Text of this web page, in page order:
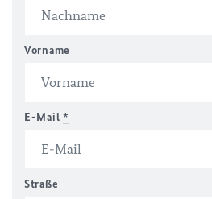
Vorname
E-Mail *
Straße